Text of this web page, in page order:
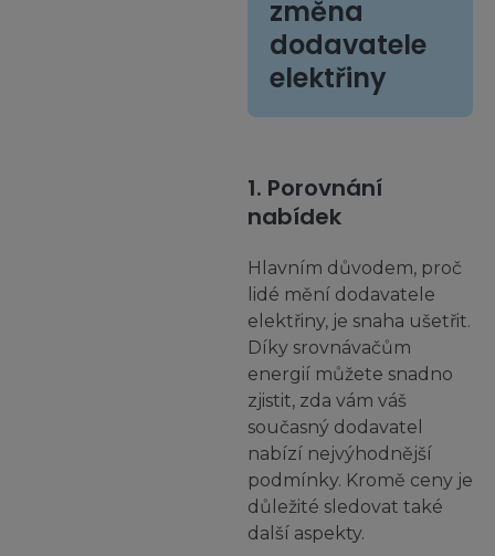
změna
dodavatele
elektřiny
1. Porovnání
nabídek
Hlavním důvodem, proč
lidé mění dodavatele
elektřiny, je snaha ušetřit.
Díky srovnávačům
energií můžete snadno
zjistit, zda vám váš
současný dodavatel
nabízí nejvýhodnější
podmínky. Kromě ceny je
důležité sledovat také
další aspekty.